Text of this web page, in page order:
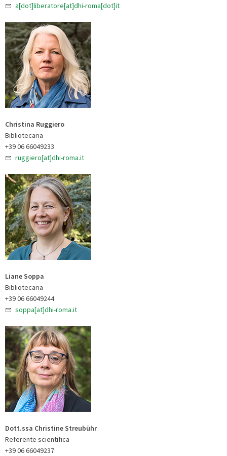
a[dot]liberatore[at]dhi-roma[dot]it
Christina Ruggiero
Bibliotecaria
+39 06 66049233
ruggiero[at]dhi-roma.it
Liane Soppa
Bibliotecaria
+39 06 66049244
soppa[at]dhi-roma.it
Dott.ssa Christine Streubühr
Referente scientifica
+39 06 66049237